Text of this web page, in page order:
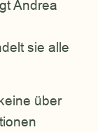
Andrea
sie alle
über